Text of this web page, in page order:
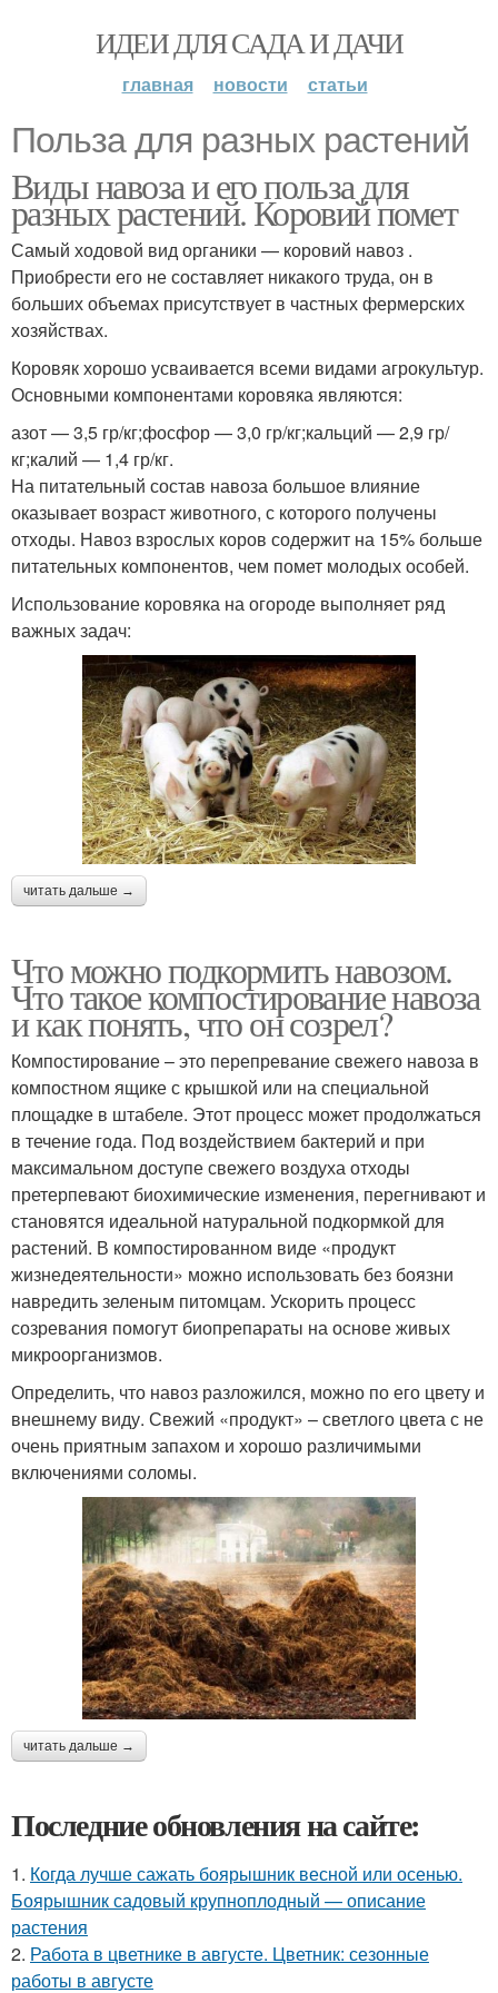
ИДЕИ ДЛЯ САДА И ДАЧИ
главная новости статьи
Польза для разных растений
Виды навоза и его польза для
разных растений. Коровий помет
Самый ходовой вид органики — коровий навоз .
Приобрести его не составляет никакого труда, он в
больших объемах присутствует в частных фермерских
хозяйствах.
Коровяк хорошо усваивается всеми видами агрокультур.
Основными компонентами коровяка являются:
азот — 3,5 гр/кг;фосфор — 3,0 гр/кг;кальций — 2,9 гр/
кг;калий — 1,4 гр/кг.
На питательный состав навоза большое влияние
оказывает возраст животного, с которого получены
отходы. Навоз взрослых коров содержит на 15% больше
питательных компонентов, чем помет молодых особей.
Использование коровяка на огороде выполняет ряд
важных задач:
читать дальше →
Что можно подкормить навозом.
Что такое компостирование навоза
и как понять, что он созрел?
Компостирование – это перепревание свежего навоза в
компостном ящике с крышкой или на специальной
площадке в штабеле. Этот процесс может продолжаться
в течение года. Под воздействием бактерий и при
максимальном доступе свежего воздуха отходы
претерпевают биохимические изменения, перегнивают и
становятся идеальной натуральной подкормкой для
растений. В компостированном виде «продукт
жизнедеятельности» можно использовать без боязни
навредить зеленым питомцам. Ускорить процесс
созревания помогут биопрепараты на основе живых
микроорганизмов.
Определить, что навоз разложился, можно по его цвету и
внешнему виду. Свежий «продукт» – светлого цвета с не
очень приятным запахом и хорошо различимыми
включениями соломы.
читать дальше →
Последние обновления на сайте:
1. Когда лучше сажать боярышник весной или осенью.
Боярышник садовый крупноплодный — описание
растения
2. Работа в цветнике в августе. Цветник: сезонные
работы в августе